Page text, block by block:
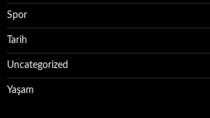
Spor
Tarih
Uncategorized
Yaşam